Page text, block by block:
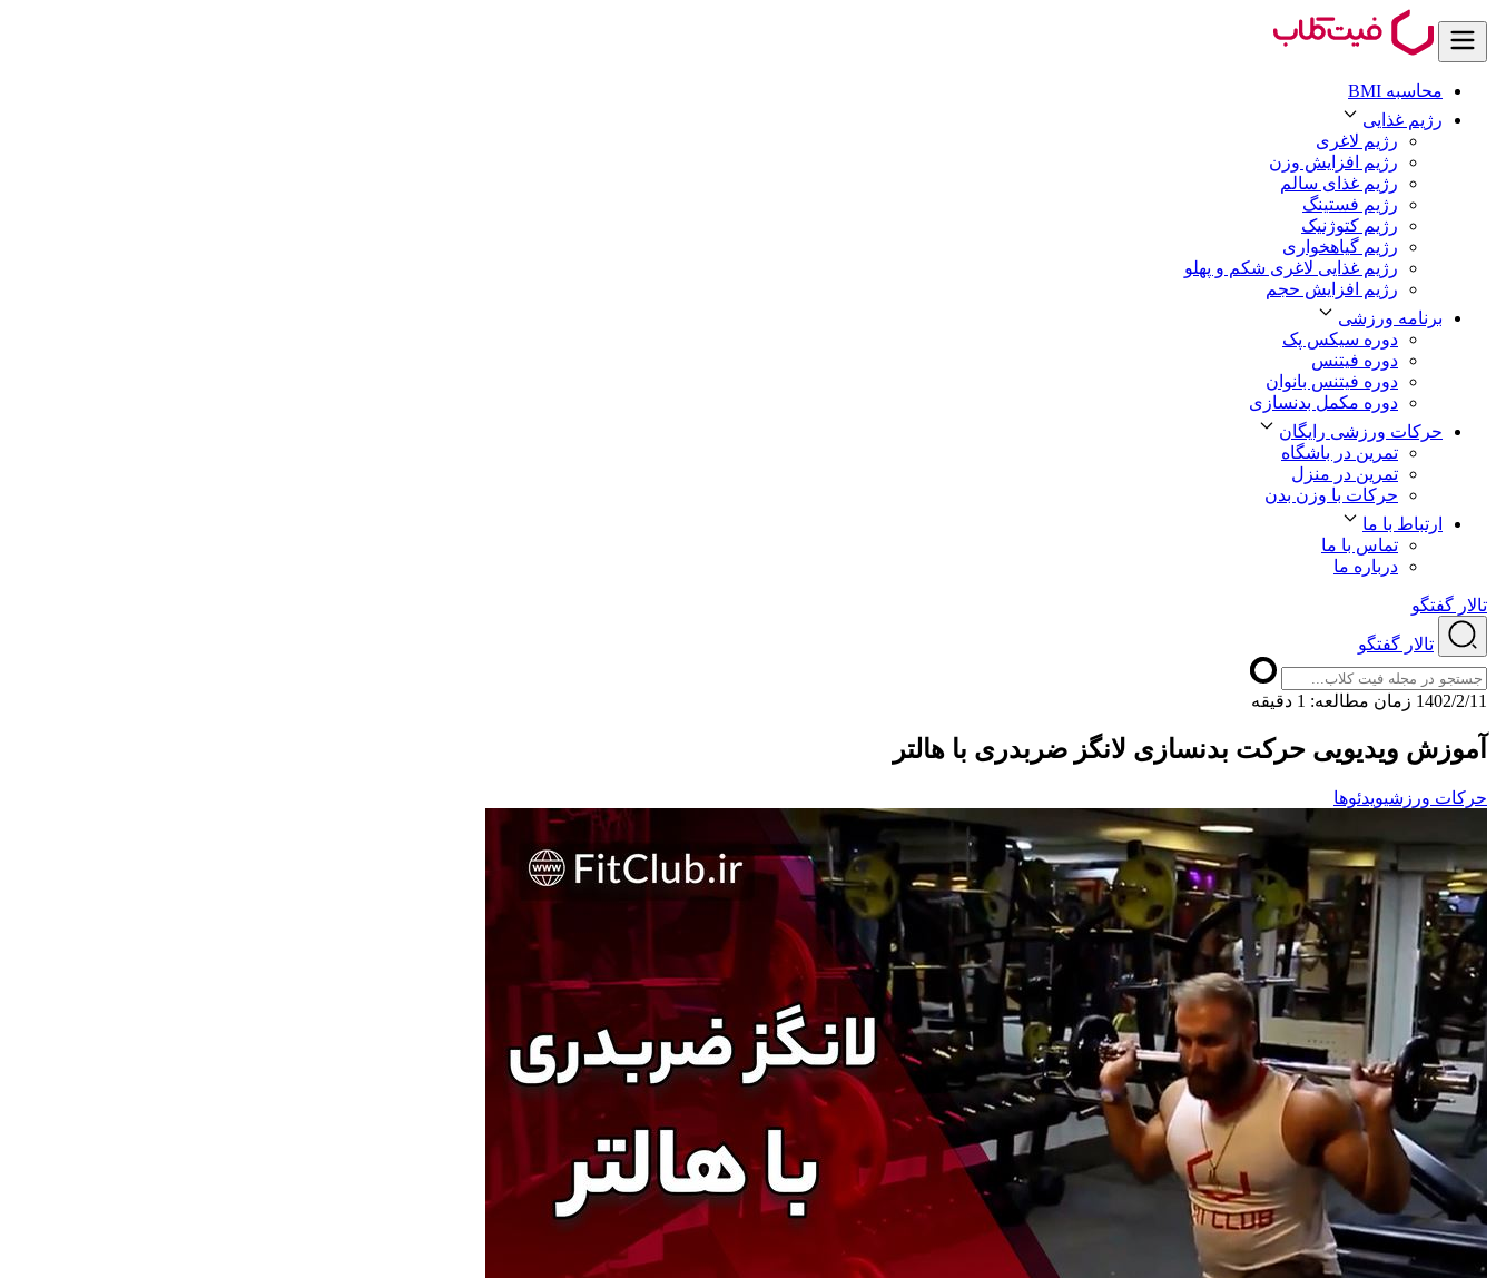
محاسبه BMI
رژیم غذایی
رژیم لاغری
رژیم افزایش وزن
رژیم غذای سالم
رژیم فستینگ
رژیم کتوژنیک
رژیم گیاهخواری
رژیم غذایی لاغری شکم و پهلو
رژیم افزایش حجم
برنامه ورزشی
دوره سیکس پک
دوره فیتنس
دوره فیتنس بانوان
دوره مکمل بدنسازی
حرکات ورزشی رایگان
تمرین در باشگاه
تمرین در منزل
حرکات با وزن بدن
ارتباط با ما
تماس با ما
درباره ما
تالار گفتگو
تالار گفتگو
1402/2/11 ﺯﻣﺎﻥ ﻣﻄﺎﻟﻌﻪ: 1 دقیقه
آموزش ویدیویی حرکت بدنسازی لانگز ضربدری با هالتر
حرکات ورزشیویدئوها